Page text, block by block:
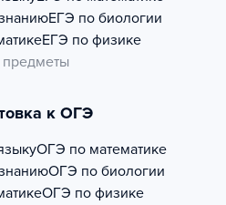
ЕГЭ по биологии
ЕГЭ по физике
предметы
к ОГЭ
ОГЭ по математике
ОГЭ по биологии
ОГЭ по физике